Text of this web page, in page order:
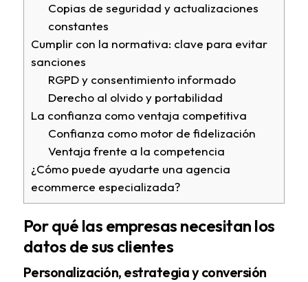
Copias de seguridad y actualizaciones
constantes
Cumplir con la normativa: clave para evitar
sanciones
RGPD y consentimiento informado
Derecho al olvido y portabilidad
La confianza como ventaja competitiva
Confianza como motor de fidelización
Ventaja frente a la competencia
¿Cómo puede ayudarte una agencia
ecommerce especializada?
Por qué las empresas necesitan los
datos de sus clientes
Personalización, estrategia y conversión